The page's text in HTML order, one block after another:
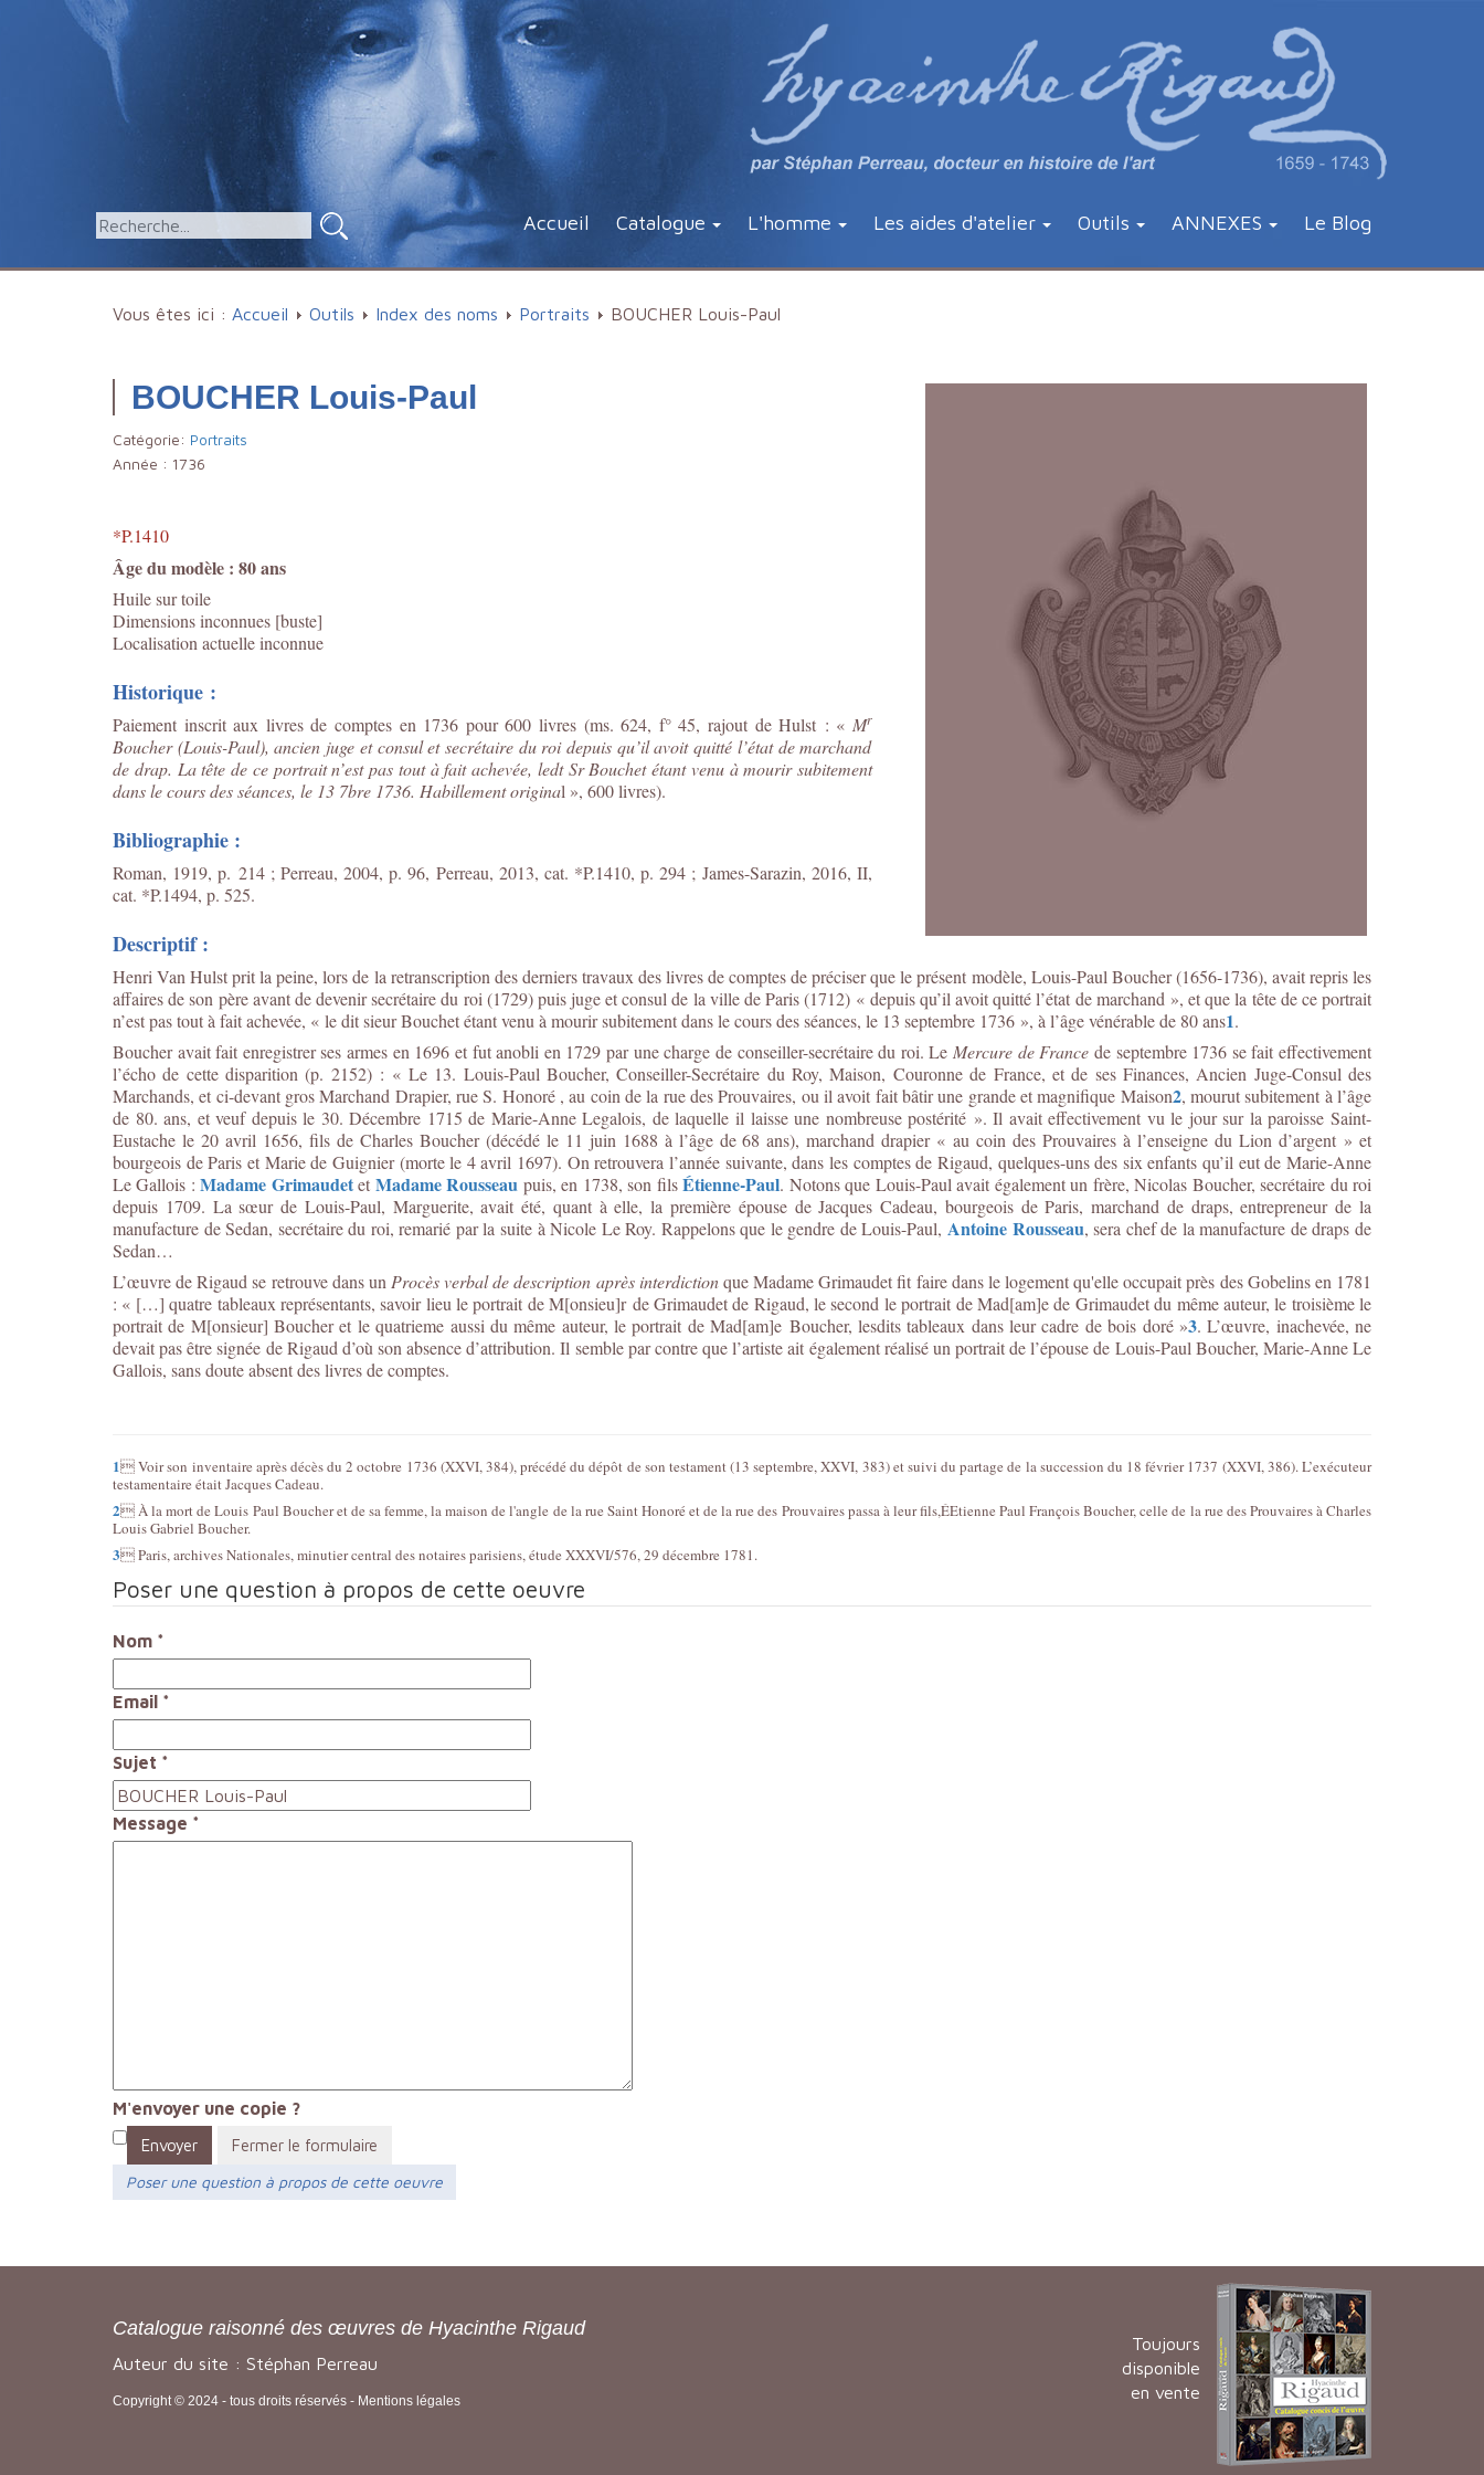
Accueil Catalogue L'homme Les aides d'atelier Outils ANNEXES Le Blog
Vous êtes ici : Accueil Outils Index des noms Portraits BOUCHER Louis-Paul
BOUCHER Louis-Paul
Catégorie: Portraits
Année : 1736
*P.1410
Âge du modèle : 80 ans
Huile sur toile
Dimensions inconnues [buste]
Localisation actuelle inconnue
Historique :
Paiement inscrit aux livres de comptes en 1736 pour 600 livres (ms. 624, f° 45, rajout de Hulst : « Mr
Boucher (Louis-Paul), ancien juge et consul et secrétaire du roi depuis qu’il avoit quitté l’état de marchand
de drap. La tête de ce portrait n’est pas tout à fait achevée, ledt SrBouchet étant venu à mourir subitement
dans le cours des séances, le 13 7bre 1736. Habillement original », 600 livres).
Bibliographie :
Roman, 1919, p. 214 ; Perreau, 2004, p. 96, Perreau, 2013, cat. *P.1410, p. 294 ; James-Sarazin, 2016, II,
cat. *P.1494, p. 525.
Descriptif :
Henri Van Hulst prit la peine, lors de la retranscription des derniers travaux des livres de comptes de préciser que le présent modèle, Louis-Paul Boucher (1656-1736), avait repris les
affaires de son père avant de devenir secrétaire du roi (1729) puis juge et consul de la ville de Paris (1712) « depuis qu’il avoit quitté l’état de marchand », et que la tête de ce portrait
n’est pas tout à fait achevée, « le dit sieur Bouchet étant venu à mourir subitement dans le cours des séances, le 13 septembre 1736 », à l’âge vénérable de 80 ans1.
Boucher avait fait enregistrer ses armes en 1696 et fut anobli en 1729 par une charge de conseiller-secrétaire du roi. Le Mercure de France de septembre 1736 se fait effectivement
l’écho de cette disparition (p. 2152) : « Le 13. Louis-Paul Boucher,Conseiller-Secrétaire du Roy, Maison, Couronne de France, et de ses Finances, Ancien Juge-Consul des
Marchands, et ci-devant gros Marchand Drapier, rue S. Honoré , au coin de la rue des Prouvaires, ou il avoit fait bâtir une grande et magnifique Maison2, mourut subitement à l’âge
de 80. ans, et veuf depuis le 30. Décembre 1715 de Marie-Anne Legalois, de laquelle il laisse une nombreuse postérité ». Il avait effectivement vu le jour sur la paroisse Saint-
Eustache le 20 avril 1656, fils de Charles Boucher (décédé le 11 juin 1688 à l’âge de 68 ans), marchand drapier « au coin des Prouvaires à l’enseigne du Lion d’argent » et
bourgeois de Paris et Marie de Guignier (morte le 4 avril 1697). On retrouvera l’année suivante, dans les comptes de Rigaud, quelques-uns des six enfants qu’il eut de Marie-Anne
Le Gallois :Madame Grimaudetet MadameRousseau puis, en 1738, son filsÉtienne-Paul. Notons que Louis-Paul avait également un frère, Nicolas Boucher, secrétaire du roi
depuis 1709. La sœur de Louis-Paul, Marguerite, avait été, quant à elle, la première épouse de Jacques Cadeau, bourgeois de Paris, marchand de draps, entrepreneur de la
manufacture de Sedan, secrétaire du roi, remarié par la suite à Nicole Le Roy. Rappelons que le gendre de Louis-Paul, Antoine Rousseau, sera chef de la manufacture de draps de
Sedan…
L’œuvre de Rigaud se retrouve dans un Procès verbal de description après interdictionque Madame Grimaudet fit faire dans le logement qu'elle occupait près des Gobelins en 1781
: « […] quatre tableaux représentants, savoir lieu le portrait de M[onsieu]rde Grimaudet de Rigaud, le second le portrait de Mad[am]ede Grimaudet du même auteur, le troisième le
portrait de M[onsieur] Boucher et le quatrieme aussi du même auteur, le portrait de Mad[am]e Boucher, lesdits tableaux dans leur cadre de bois doré »3. L’œuvre, inachevée, ne
devait pas être signée de Rigaud d’où son absence d’attribution. Il semble par contre que l’artiste ait également réalisé un portrait de l’épouse de Louis-Paul Boucher, Marie-Anne Le
Gallois, sans doute absent des livres de comptes.
1Voir son inventaire après décès du 2 octobre 1736 (XXVI, 384), précédé du dépôt de son testament (13 septembre, XXVI, 383) et suivi du partage de la succession du 18 février 1737 (XXVI, 386). L’exécuteur
testamentaire était Jacques Cadeau.
2À la mort de Louis Paul Boucher et de sa femme, la maison de l'angle de la rue Saint Honoré et de la rue des Prouvaires passa à leur fils,ÉEtienne Paul François Boucher, celle de la rue des Prouvaires à Charles
Louis Gabriel Boucher.
3Paris, archives Nationales, minutier central des notaires parisiens, étude XXXVI/576, 29 décembre 1781.
Poser une question à propos de cette oeuvre
Nom *
Email *
Sujet *
Message *
M'envoyer une copie ?
Envoyer
Fermer le formulaire
Poser une question à propos de cette oeuvre
Catalogue raisonné des œuvres de Hyacinthe Rigaud
Auteur du site : Stéphan Perreau
Copyright © 2024 - tous droits réservés - Mentions légales
Toujours
disponible
en vente